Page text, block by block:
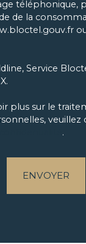
téléphonique,
de la
Service
plus sur le
.
ENVOYER